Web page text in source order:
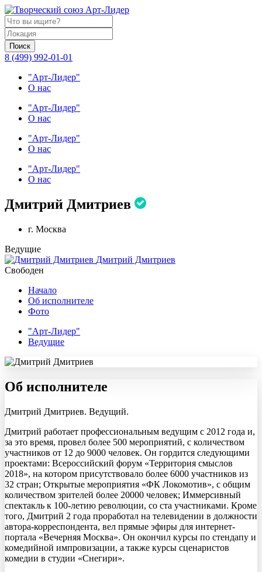
Поиск
8 (499) 992-01-01
"Арт-Лидер"
О нас
"Арт-Лидер"
О нас
"Арт-Лидер"
О нас
"Арт-Лидер"
О нас
Дмитрий Дмитриев
г. Москва
Ведущие
Дмитрий Дмитриев
Свободен
Начало
Об исполнителе
Фото
"Арт-Лидер"
Ведущие
Об исполнителе
Дмитрий Дмитриев. Ведущий.
Дмитрий работает профессиональным ведущим с 2012 года и,
за это время, провел более 500 мероприятий, с количеством
участников от 12 до 9000 человек. Он гордится следующими
проектами: Всероссийский форум «Территория смыслов
2018», на котором присутствовало более 6000 участников из
32 стран; Открытые мероприятия «ФК Локомотив», с общим
количеством зрителей более 20000 человек; Иммерсивный
спектакль к 100-летию революции, со ста участниками. Кроме
того, Дмитрий 2 года проработал на телевидении в должности
автора-корреспондента, вел прямые эфиры для интернет-
портала «Вечерняя Москва». Он окончил курсы по стендапу и
комедийной импровизации, а также курсы сценаристов
комедии в студии «Снегири».